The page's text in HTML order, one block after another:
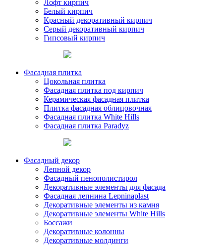
Лофт кирпич
Белый кирпич
Красный декоративный кирпич
Серый декоративный кирпич
Гипсовый кирпич
Фасадная плитка
Цокольная плитка
Фасадная плитка под кирпич
Керамическая фасадная плитка
Плитка фасадная облицовочная
Фасадная плитка White Hills
Фасадная плитка Paradyz
Фасадный декор
Лепной декор
Фасадный пенополистирол
Декоративные элементы для фасада
Фасадная лепнина Lepninaplast
Декоративные элементы из камня
Декоративные элементы White Hills
Боссажи
Декоративные колонны
Декоративные молдинги